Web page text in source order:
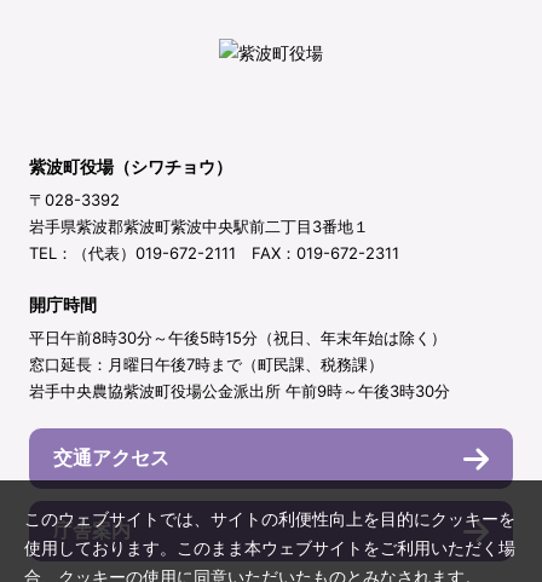
紫波町役場（シワチョウ）
〒028-3392
岩手県紫波郡紫波町紫波中央駅前二丁目3番地１
TEL：（代表）019-672-2111 FAX：019-672-2311
開庁時間
平日午前8時30分～午後5時15分（祝日、年末年始は除く）
窓口延長：月曜日午後7時まで（町民課、税務課）
岩手中央農協紫波町役場公金派出所 午前9時～午後3時30分
交通アクセス
庁舎案内
このウェブサイトでは、サイトの利便性向上を目的にクッキーを
使用しております。このまま本ウェブサイトをご利用いただく場
合、クッキーの使用に同意いただいたものとみなされます。